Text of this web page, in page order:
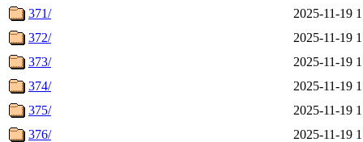
371/
2025-11-19
372/
2025-11-19
373/
2025-11-19
374/
2025-11-19
375/
2025-11-19
376/
2025-11-19